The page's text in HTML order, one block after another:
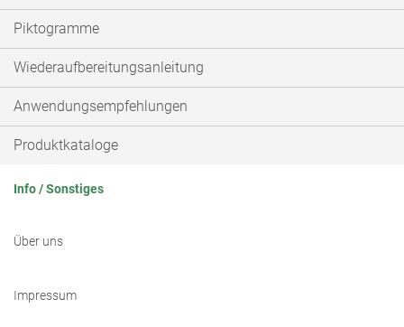
Piktogramme
Wiederaufbereitungsanleitung
Anwendungsempfehlungen
Produktkataloge
Info / Sonstiges
Über uns
Impressum